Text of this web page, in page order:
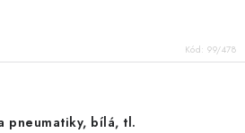
Kód: 99/478
pneumatiky, bílá, tl.